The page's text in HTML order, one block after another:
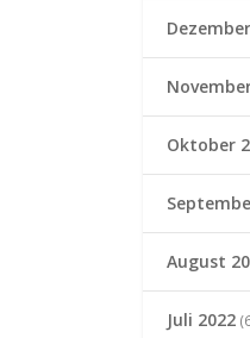
Oktober
August
Juli 2022